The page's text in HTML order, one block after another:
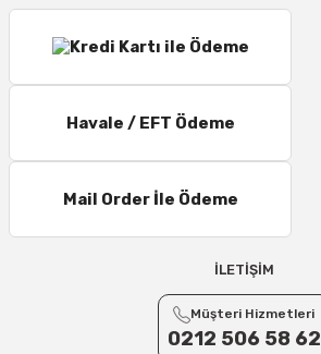
Havale / EFT Ödeme
Mail Order İle Ödeme
İLETİŞİM
Müşteri Hizmetleri
0212 506 58 62